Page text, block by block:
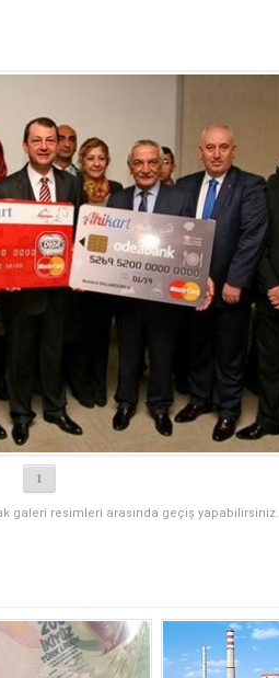
1
galeri resimleri arasında geçiş yapabilirsiniz.